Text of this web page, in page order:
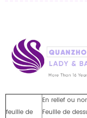
feuille de
En relief ou
Feuille de